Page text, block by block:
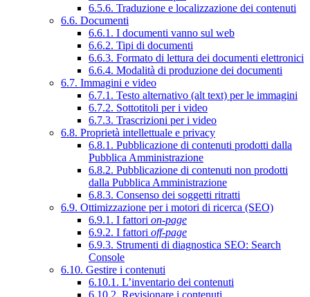
6.5.6. Traduzione e localizzazione dei contenuti
6.6. Documenti
6.6.1. I documenti vanno sul web
6.6.2. Tipi di documenti
6.6.3. Formato di lettura dei documenti elettronici
6.6.4. Modalità di produzione dei documenti
6.7. Immagini e video
6.7.1. Testo alternativo (alt text) per le immagini
6.7.2. Sottotitoli per i video
6.7.3. Trascrizioni per i video
6.8. Proprietà intellettuale e privacy
6.8.1. Pubblicazione di contenuti prodotti dalla
Pubblica Amministrazione
6.8.2. Pubblicazione di contenuti non prodotti
dalla Pubblica Amministrazione
6.8.3. Consenso dei soggetti ritratti
6.9. Ottimizzazione per i motori di ricerca (SEO)
6.9.1. I fattori on-page
6.9.2. I fattori off-page
6.9.3. Strumenti di diagnostica SEO: Search
Console
6.10. Gestire i contenuti
6.10.1. L’inventario dei contenuti
6.10.2. Revisionare i contenuti